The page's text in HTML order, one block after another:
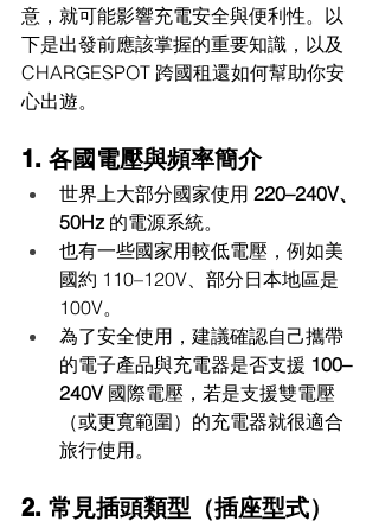
意，就可能影響充電安全與便利性。以
下是出發前應該掌握的重要知識，以及
CHARGESPOT 跨國租還如何幫助你安
心出遊。
1. 各國電壓與頻率簡介
世界上大部分國家使用 220–240V、
50Hz 的電源系統。
也有一些國家用較低電壓，例如美
國約 110–120V、部分日本地區是
100V。
為了安全使用，建議確認自己攜帶
的電子產品與充電器是否支援 100–
240V 國際電壓，若是支援雙電壓
（或更寬範圍）的充電器就很適合
旅行使用。
2. 常見插頭類型（插座型式）